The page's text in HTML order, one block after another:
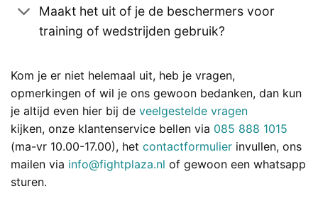
Maakt het uit of je de beschermers voor
training of wedstrijden gebruik?
Kom je er niet helemaal uit, heb je vragen,
opmerkingen of wil je ons gewoon bedanken, dan kun
je altijd even hier bij de veelgestelde vragen
kijken, onze klantenservice bellen via 085 888 1015
(ma-vr 10.00-17.00), het contactformulier invullen, ons
mailen via info@fightplaza.nl of gewoon een whatsapp
sturen.